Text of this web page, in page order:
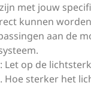
met jouw
kunnen
aan de
Let op de
Hoe sterker het